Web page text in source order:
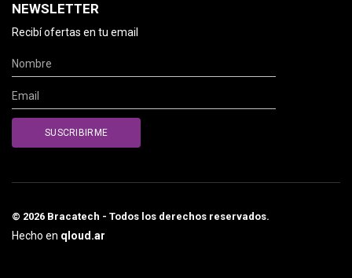
NEWSLETTER
Recibí ofertas en tu email
© 2026 Bracatech - Todos los derechos reservados.
Hecho en qloud.ar